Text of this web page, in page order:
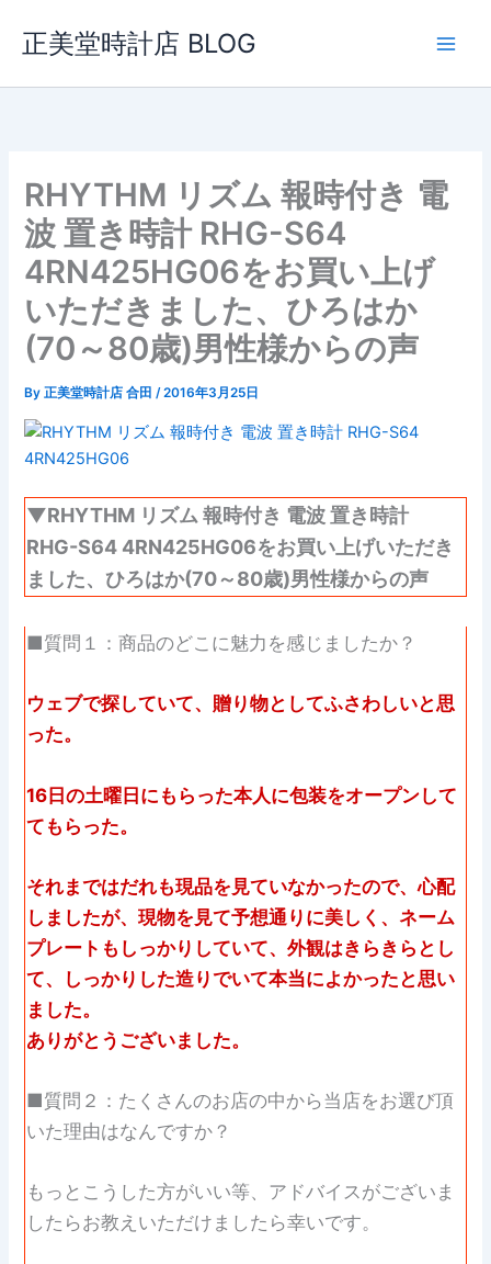
ス
正美堂時計店 BLOG
RHYTHM リズム 報時付き 電
波 置き時計 RHG-S64
4RN425HG06をお買い上げ
いただきました、ひろはか
(70～80歳)男性様からの声
By正美堂時計店 合田/2016年3月25日
▼RHYTHM リズム 報時付き 電波 置き時計
RHG-S64 4RN425HG06をお買い上げいただき
ました、ひろはか(70～80歳)男性様からの声
■質問１：商品のどこに魅力を感じましたか？
ウェブで探していて、贈り物としてふさわしいと思
った。
16日の土曜日にもらった本人に包装をオープンして
てもらった。
それまではだれも現品を見ていなかったので、心配
しましたが、現物を見て予想通りに美しく、ネーム
プレートもしっかりしていて、外観はきらきらとし
て、しっかりした造りでいて本当によかったと思い
ました。
ありがとうございました。
■質問２：たくさんのお店の中から当店をお選び頂
いた理由はなんですか？
もっとこうした方がいい等、アドバイスがございま
したらお教えいただけましたら幸いです。